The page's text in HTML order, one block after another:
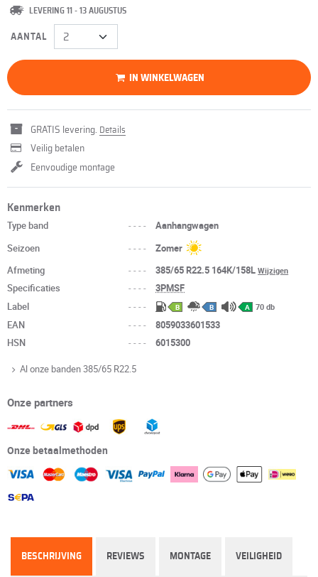
LEVERING 11 - 13 AUGUSTUS
AANTAL
IN WINKELWAGEN
GRATIS levering. Details
Veilig betalen
Eenvoudige montage
Kenmerken
Type band ----
Aanhangwagen
Seizoen
----
Zomer
Afmeting
---- 385/65 R22.5 164K/158LWijzigen
Specificaties ----
3PMSF
Label
---- B B A 70 db
EAN ----
8059033601533
HSN
---- 6015300
Al onze banden 385/65 R22.5
Onze partners
Onze betaalmethoden
BESCHRIJVING REVIEWS MONTAGE VEILIGHEID